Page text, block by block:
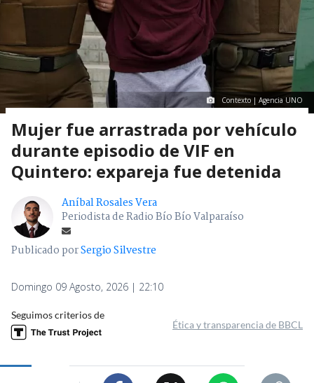
Contexto | Agencia UNO
Mujer fue arrastrada por vehículo
durante episodio de VIF en
Quintero: expareja fue detenida
Aníbal Rosales Vera
Periodista de Radio Bío Bío Valparaíso
Publicado porSergio Silvestre
Domingo 09 Agosto, 2026 | 22:10
Seguimos criterios de
Ética y transparencia de BBCL